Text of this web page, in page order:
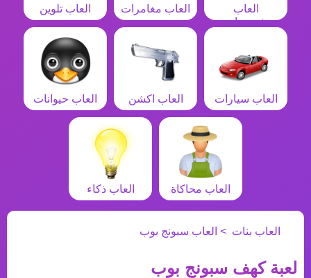
العاب
شخصيات
العاب مغامرات العاب تلوين
العاب سيارات العاب اكشن العاب حيوانات
العاب محاكاة العاب ذكاء
العاب بنات العاب سبونج بوب
لعبة كهف سبونج بوب